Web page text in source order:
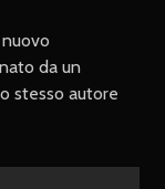
da un
stesso autore